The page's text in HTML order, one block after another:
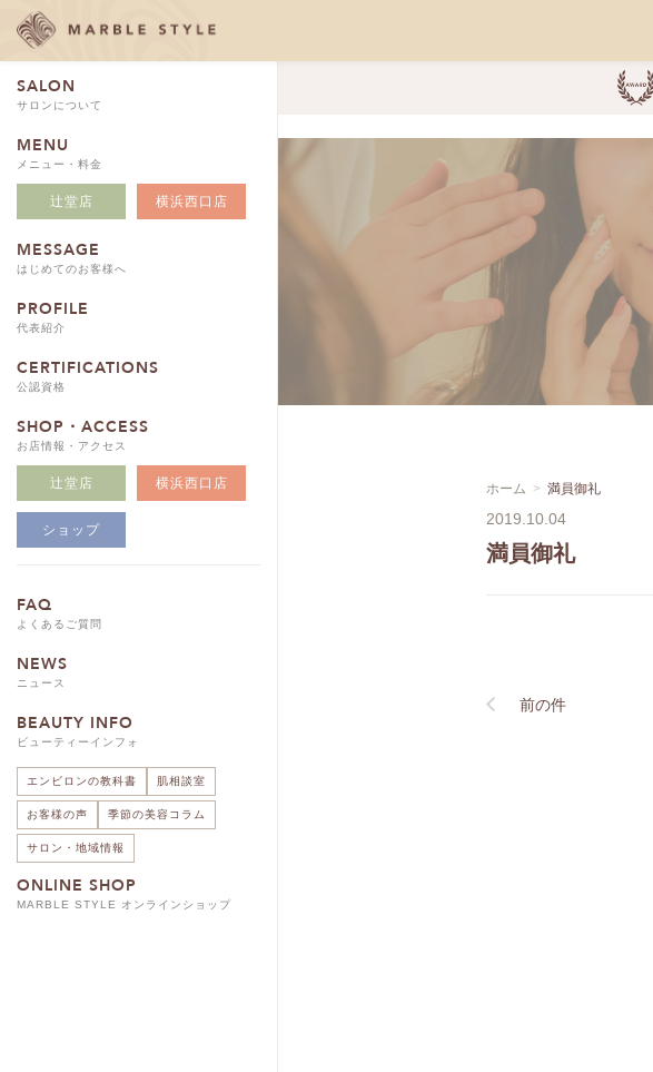
SALON
サロンについて
MENU
メニュー・料金
辻堂店 横浜西口店
MESSAGE
はじめてのお客様へ
PROFILE
代表紹介
CERTIFICATIONS
公認資格
SHOP・ACCESS
お店情報・アクセス
辻堂店 横浜西口店
ショップ
FAQ
よくあるご質問
NEWS
ニュース
BEAUTY INFO
ビューティーインフォ
エンビロンの教科書 肌相談室
お客様の声 季節の美容コラム
サロン・地域情報
ONLINE SHOP
MARBLE STYLE オンラインショップ
ホーム 満員御礼
2019.10.04
満員御礼
前の件